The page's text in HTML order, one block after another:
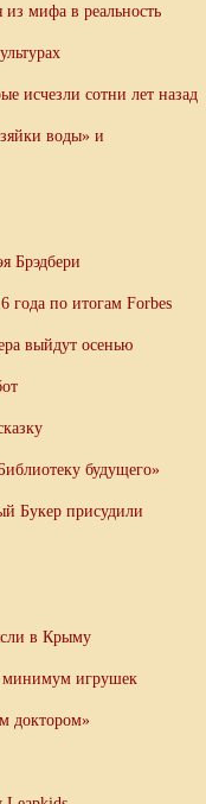
мифа в реальность
исчезли сотни лет назад
воды» и
Брэдбери
года по итогам Forbes
выйдут осенью
будущего»
Букер присудили
в Крыму
минимум игрушек
доктором»